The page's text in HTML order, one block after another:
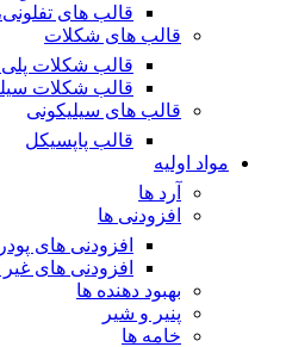
قالب های
قالب های شکلات
قالب شکلات پلی
قالب شکلات
قالب های سیلیکونی
قالب پاپسیکل
مواد اولیه
آرد ها
افزودنی ها
افزودنی های
افزودنی های
بهبود دهنده ها
پنیر و شیر
خامه ها